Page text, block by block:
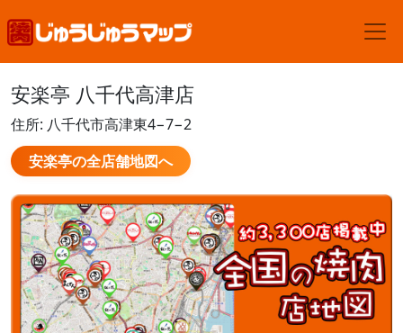
安楽亭 八千代高津店
住所: 八千代市高津東4−7−2
安楽亭の全店舗地図へ